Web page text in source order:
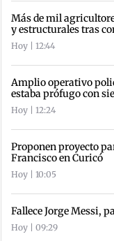
Más de mil
y estructurales tras
Hoy | 12:44
Amplio operativo
estaba prófugo con
Hoy | 12:24
Proponen proyecto
Francisco en Curicó
Hoy | 10:05
Fallece Jorge Messi,
Hoy | 09:29